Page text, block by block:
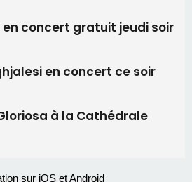
Miss Corse 2026
Corse aux premières loges
reviendra pas avant 2081
au faux vendeur de